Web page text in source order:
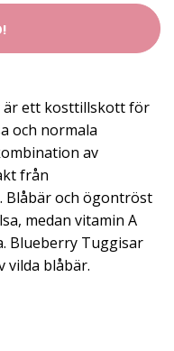
är ett kosttillskott för
och normala
av
från
Blåbär och ögontröst
medan vitamin A
Blueberry Tuggisar
vilda blåbär.